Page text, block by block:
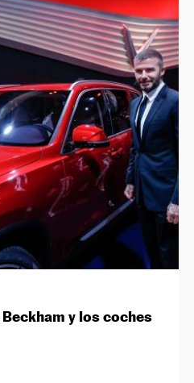
y los coches